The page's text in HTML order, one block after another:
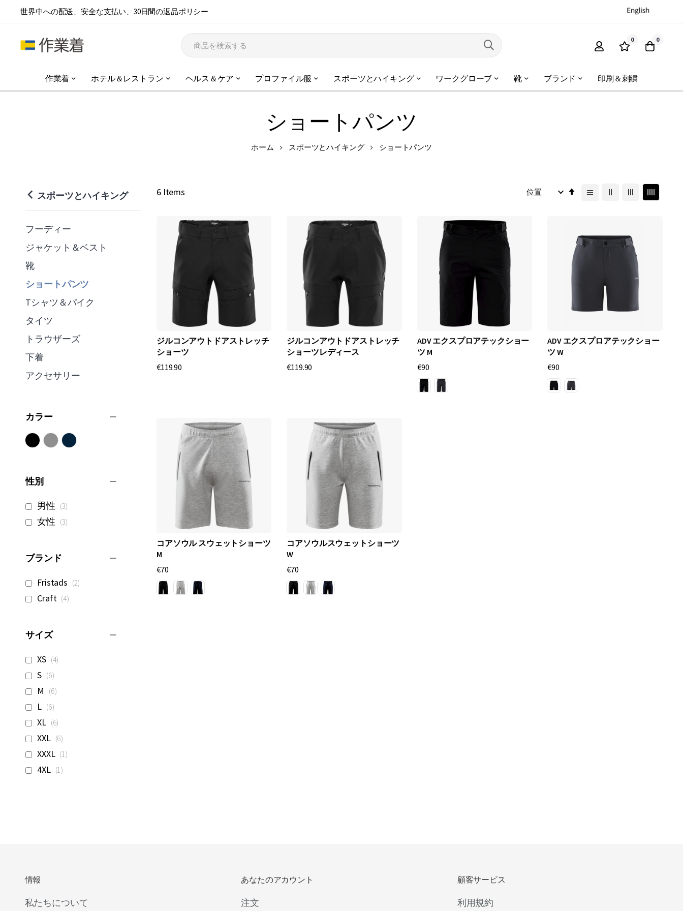
世界中への配送、安全な支払い、30日間の返品ポリシー
0 0
作業着 ホテル＆レストラン ヘルス＆ケア プロファイル服 スポーツとハイキング ワークグローブ 靴 ブランド 印刷＆刺繍
ショートパンツ
ホーム スポーツとハイキング ショートパンツ
6 Items
降
ジルコンアウトドアストレッチ
ショーツ
€119.90
ジルコンアウトドアストレッチ
ショーツレディース
€119.90
ADV エクスプロアテックショー
ツ M
€90
ADV エクスプロアテックショー
ツ W
€90
コアソウル スウェットショーツ
M
€70
コアソウルスウェットショーツ
W
€70
カラー
性別
男性 3商
品
女性 3商
ブランド
Fristads 2商
Craft 4商
サイズ
XS 4商
S 6商
品
M 6商
L 6商
品
XL 6商
品
XXL 6商
品
XXXL 1商
4XL 1商
スポーツとハイキング
フーディー
ジャケット＆ベスト
靴
ショートパンツ
Tシャツ＆パイク
タイツ
トラウザーズ
下着
アクセサリー
情報
私たちについて
あなたのアカウント
注文
顧客サービス
利用規約